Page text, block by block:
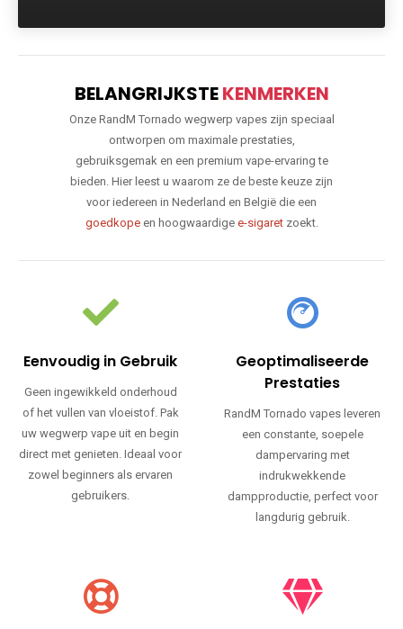
BELANGRIJKSTEKENMERKEN
Onze RandM Tornado wegwerp vapes zijn speciaal
ontworpen om maximale prestaties,
gebruiksgemak en een premium vape-ervaring te
bieden. Hier leest u waarom ze de beste keuze zijn
voor iedereen in Nederland en België die een
goedkopeen hoogwaardige e-sigaretzoekt.
Eenvoudig in Gebruik
Geen ingewikkeld onderhoud
of het vullen van vloeistof. Pak
uw wegwerp vape uit en begin
direct met genieten. Ideaal voor
zowel beginners als ervaren
gebruikers.
Geoptimaliseerde
Prestaties
RandM Tornado vapes leveren
een constante, soepele
dampervaring met
indrukwekkende
dampproductie, perfect voor
langdurig gebruik.